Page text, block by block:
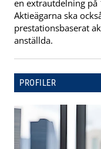
en extrautdelning på
Aktieägarna ska
prestationsbaserat
anställda.
PROFILER